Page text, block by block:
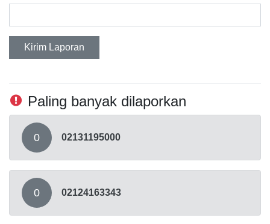
Kirim Laporan
Paling banyak dilaporkan
0 02131195000
0 02124163343